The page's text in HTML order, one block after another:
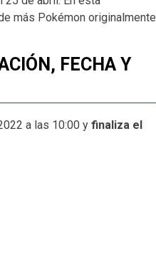
más Pokémon originalmente
FECHA Y
a las 10:00 y finaliza el